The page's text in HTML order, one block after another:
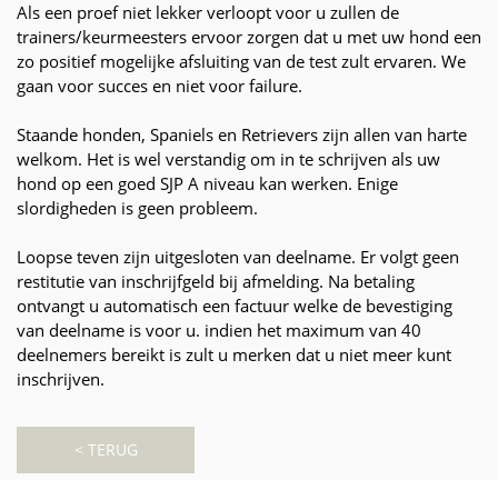
Als een proef niet lekker verloopt voor u zullen de
trainers/keurmeesters ervoor zorgen dat u met uw hond een
zo positief mogelijke afsluiting van de test zult ervaren. We
gaan voor succes en niet voor failure.
Staande honden, Spaniels en Retrievers zijn allen van harte
welkom. Het is wel verstandig om in te schrijven als uw
hond op een goed SJP A niveau kan werken. Enige
slordigheden is geen probleem.
Loopse teven zijn uitgesloten van deelname. Er volgt geen
restitutie van inschrijfgeld bij afmelding. Na betaling
ontvangt u automatisch een factuur welke de bevestiging
van deelname is voor u. indien het maximum van 40
deelnemers bereikt is zult u merken dat u niet meer kunt
inschrijven.
< TERUG